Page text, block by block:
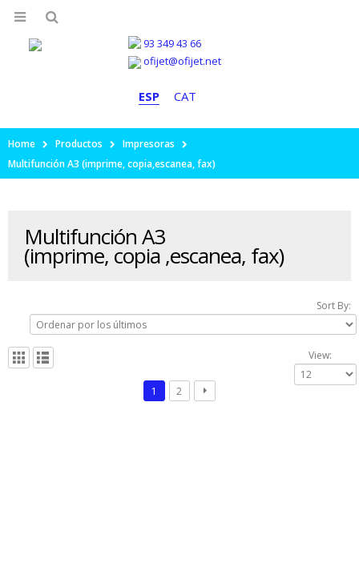
93 349 43 66
ofijet@ofijet.net
ESP CAT
Home Productos
Impresoras
Multifunción A3 (imprime, copia,escanea, fax)
Multifunción A3
(imprime, copia ,escanea, fax)
Sort By:
View:
1 2